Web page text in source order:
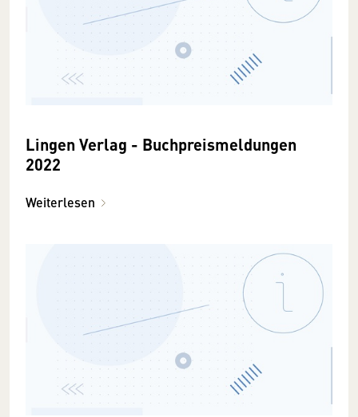
Lingen Verlag - Buchpreismeldungen
2022
Weiterlesen